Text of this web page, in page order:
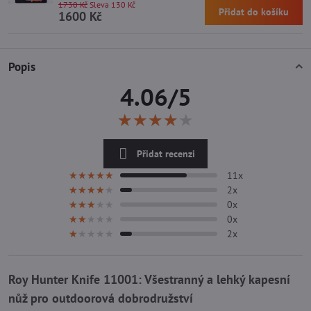
Popis
4.06/5
★★★★★
★★★★★
★★★★★
Přidat recenzi
★★★★★
★★★★★
★★★★★ 11x
★★★★★
★★★★★
★★★★★ 2x
★★★★★
★★★★★
★★★★★ 0x
★★★★★
★★★★★
★★★★★ 0x
★★★★★
★★★★★
★★★★★ 2x
Roy Hunter Knife 11001: Všestranný a lehký kapesní
nůž pro outdoorová dobrodružství
1600 Kč
1730 Kč Sleva 130 Kč
Přidat do košíku